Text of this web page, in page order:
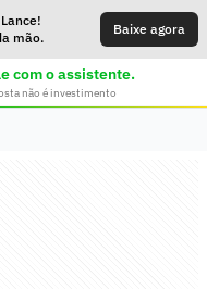
mão.
Baixe agora
com o assistente.
não é investimento